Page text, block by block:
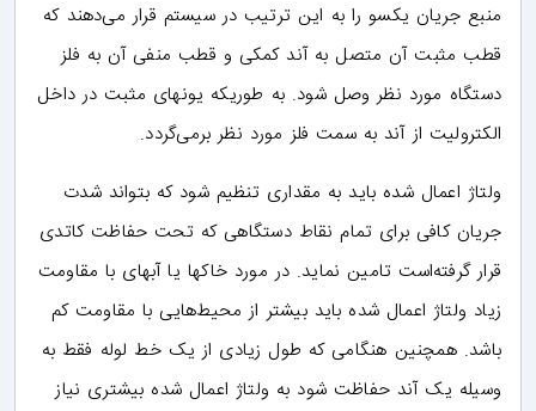
منبع جریان یکسو را به این ترتیب در سیستم قرار می‌دهند که
قطب مثبت آن متصل به آند کمکی و قطب منفی آن به فلز
دستگاه مورد نظر وصل شود. به طوریکه یونهای مثبت در داخل
الکترولیت از آند به سمت فلز مورد نظر برمی‌گردد.
ولتاژ اعمال شده باید به مقداری تنظیم شود که بتواند شدت
جریان کافی برای تمام نقاط دستگاهی که تحت حفاظت کاتدی
قرار گرفته‌است تامین نماید. در مورد خاکها یا آبهای با مقاومت
زیاد ولتاژ اعمال شده باید بیشتر از محیط‌هایی با مقاومت کم
باشد. همچنین هنگامی که طول زیادی از یک خط لوله فقط به
وسیله یک آند حفاظت شود به ولتاژ اعمال شده بیشتری نیاز